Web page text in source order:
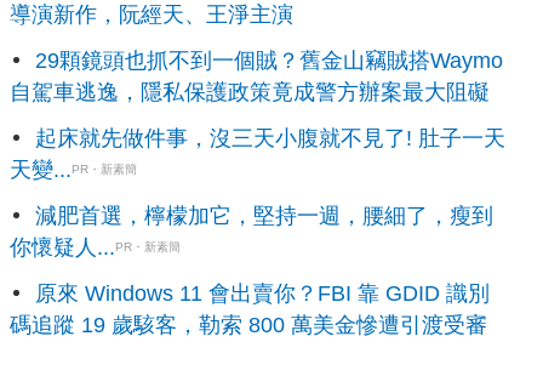
導演新作，阮經天、王淨主演
29顆鏡頭也抓不到一個賊？舊金山竊賊搭Waymo
自駕車逃逸，隱私保護政策竟成警方辦案最大阻礙
起床就先做件事，沒三天小腹就不見了! 肚子一天
天變...PR・新素簡
減肥首選，檸檬加它，堅持一週，腰細了，瘦到
你懷疑人...PR・新素簡
原來 Windows 11 會出賣你？FBI 靠 GDID 識別
碼追蹤 19 歲駭客，勒索 800 萬美金慘遭引渡受審